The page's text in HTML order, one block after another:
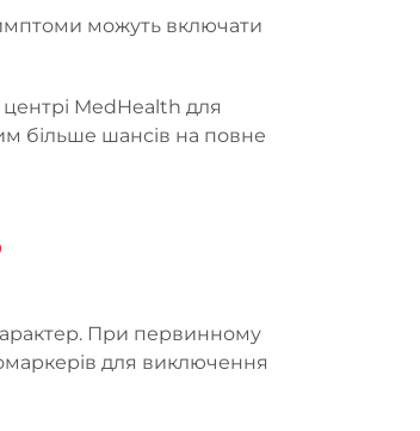
можуть включати
MedHealth для
більше шансів на повне
характер. При первинному
для виключення